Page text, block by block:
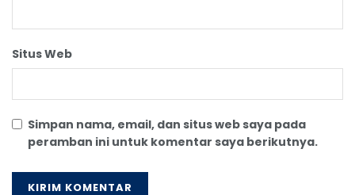
Situs Web
Simpan nama, email, dan situs web saya pada
peramban ini untuk komentar saya berikutnya.